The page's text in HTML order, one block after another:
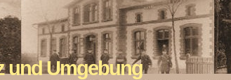
und Umgebung